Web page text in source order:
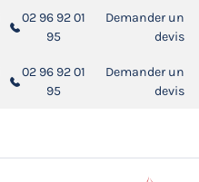
02 96 92 01
95
Demander un
devis
02 96 92 01
95
Demander un
devis